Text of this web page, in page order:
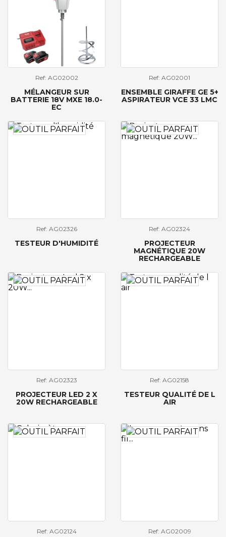
Ref: AG02002
MÉLANGEUR SUR
BATTERIE 18V MXE 18.0-
EC
Ref: AG02001
ENSEMBLE GIRAFFE GE 5+
ASPIRATEUR VCE 33 LMC
Ref: AG02326
TESTEUR D'HUMIDITÉ
Ref: AG02324
PROJECTEUR
MAGNÉTIQUE 20W
RECHARGEABLE
Ref: AG02323
PROJECTEUR LED 2 X
20W RECHARGEABLE
Ref: AG02158
TESTEUR QUALITÉ DE L
AIR
Ref: AG02124 Ref: AG02009